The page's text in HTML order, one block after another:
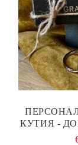
КУТИЯ -